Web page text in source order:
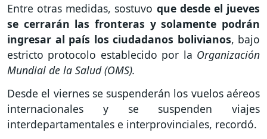
Entre otras medidas, sostuvo que desde el jueves
se cerrarán las fronteras y solamente podrán
ingresar al país los ciudadanos bolivianos, bajo
estricto protocolo establecido por la Organización
Mundial de la Salud (OMS).
Desde el viernes se suspenderán los vuelos aéreos
internacionales y se suspenden viajes
interdepartamentales e interprovinciales, recordó.